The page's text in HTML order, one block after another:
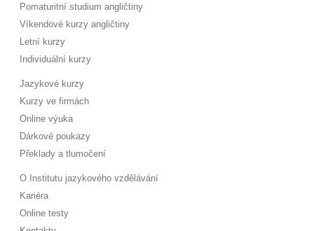
Pomaturitní studium angličtiny
Víkendové kurzy angličtiny
Letní kurzy
Individuální kurzy
Jazykové kurzy
Kurzy ve firmách
Online výuka
Dárkové poukazy
Překlady a tlumočení
O Institutu jazykového vzdělávání
Kariéra
Online testy